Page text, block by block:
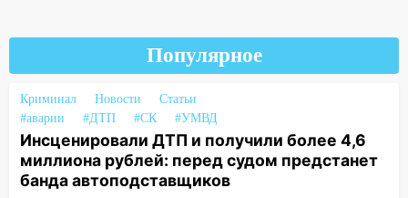
09:25 Вынесли приговор дебоширам,
избившим мужчину в трамвае
08:27
один из шести уникальных автомобилей
в России
07:02 Жара отступит: какой будет
погода в Ульяновске днем 5 августа
Популярное
Криминал Новости
Статьи
#аварии
#ДТП #СК #УМВД
Инсценировали ДТП и получили более 4,6
миллиона рублей: перед судом предстанет
банда автоподставщиков